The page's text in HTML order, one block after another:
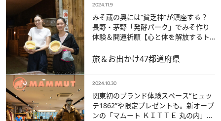
2024.11.9
みそ蔵の奥には“貧乏神”が鎮座する？
長野・茅野「発酵パーク」でみそ作り
体験＆開運祈願【心と体を解放するト
旅＆お出かけ47都道府県
2024.10.30
関東初のブランド体験スペース“ヒュッ
テ1862”や限定プレゼントも。新オープ
ンの「マムート ＫＩＴＴＥ 丸の内」に